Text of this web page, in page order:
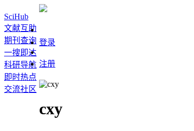
SciHub
文献互助
期刊查询
一搜即达
科研导航
即时热点
交流社区
登录
注册
cxy